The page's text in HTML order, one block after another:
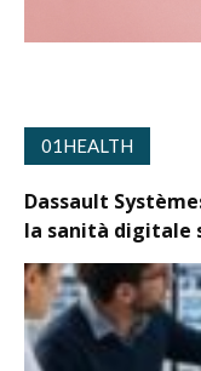
01HEALTH
Dassault
la sanità digitale